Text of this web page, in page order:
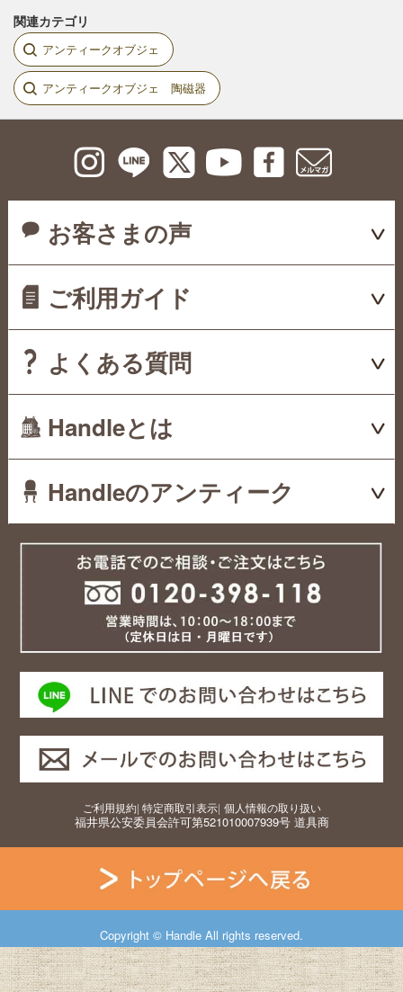
関連カテゴリ
アンティークオブジェ
アンティークオブジェ 陶磁器
お客さまの声
ご利用ガイド
よくある質問
Handleとは
Handleのアンティーク
ご利用規約| 特定商取引表示| 個人情報の取り扱い
福井県公安委員会許可第521010007939号 道具商
Copyright © Handle All rights reserved.